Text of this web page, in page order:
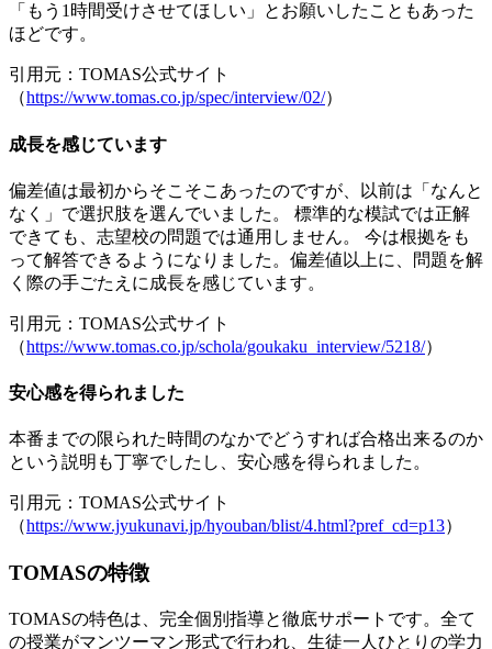
「もう1時間受けさせてほしい」とお願いしたこともあった
ほどです。
引用元：TOMAS公式サイト
（https://www.tomas.co.jp/spec/interview/02/）
成長を感じています
偏差値は最初からそこそこあったのですが、以前は「なんと
なく」で選択肢を選んでいました。 標準的な模試では正解
できても、志望校の問題では通用しません。 今は根拠をも
って解答できるようになりました。偏差値以上に、問題を解
く際の手ごたえに成長を感じています。
引用元：TOMAS公式サイト
（https://www.tomas.co.jp/schola/goukaku_interview/5218/）
安心感を得られました
本番までの限られた時間のなかでどうすれば合格出来るのか
という説明も丁寧でしたし、安心感を得られました。
引用元：TOMAS公式サイト
（https://www.jyukunavi.jp/hyouban/blist/4.html?pref_cd=p13）
TOMASの特徴
TOMASの特色は、完全個別指導と徹底サポートです。全て
の授業がマンツーマン形式で行われ、生徒一人ひとりの学力